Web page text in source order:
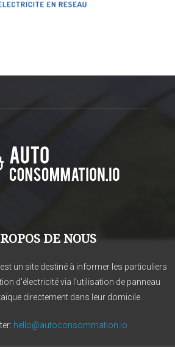
DE NOUS
un site destiné à informer les particuliers
d'électricité via l'utilisation de panneau
directement dans leur domicile.
hello@autoconsommation.io